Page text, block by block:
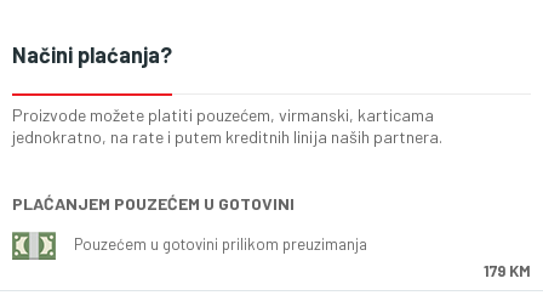
Načini plaćanja?
Proizvode možete platiti pouzećem, virmanski, karticama
jednokratno, na rate i putem kreditnih linija naših partnera.
PLAĆANJEM POUZEĆEM U GOTOVINI
Pouzećem u gotovini prilikom preuzimanja
179 KM